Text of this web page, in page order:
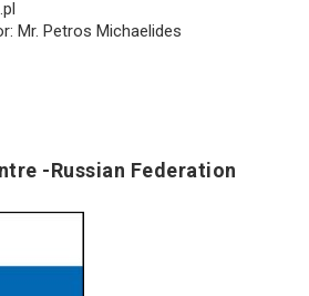
Mr. Petros Michaelides
-Russian Federation